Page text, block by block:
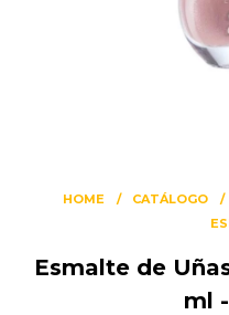
HOME CATÁLOGO
Esmalte de
ml